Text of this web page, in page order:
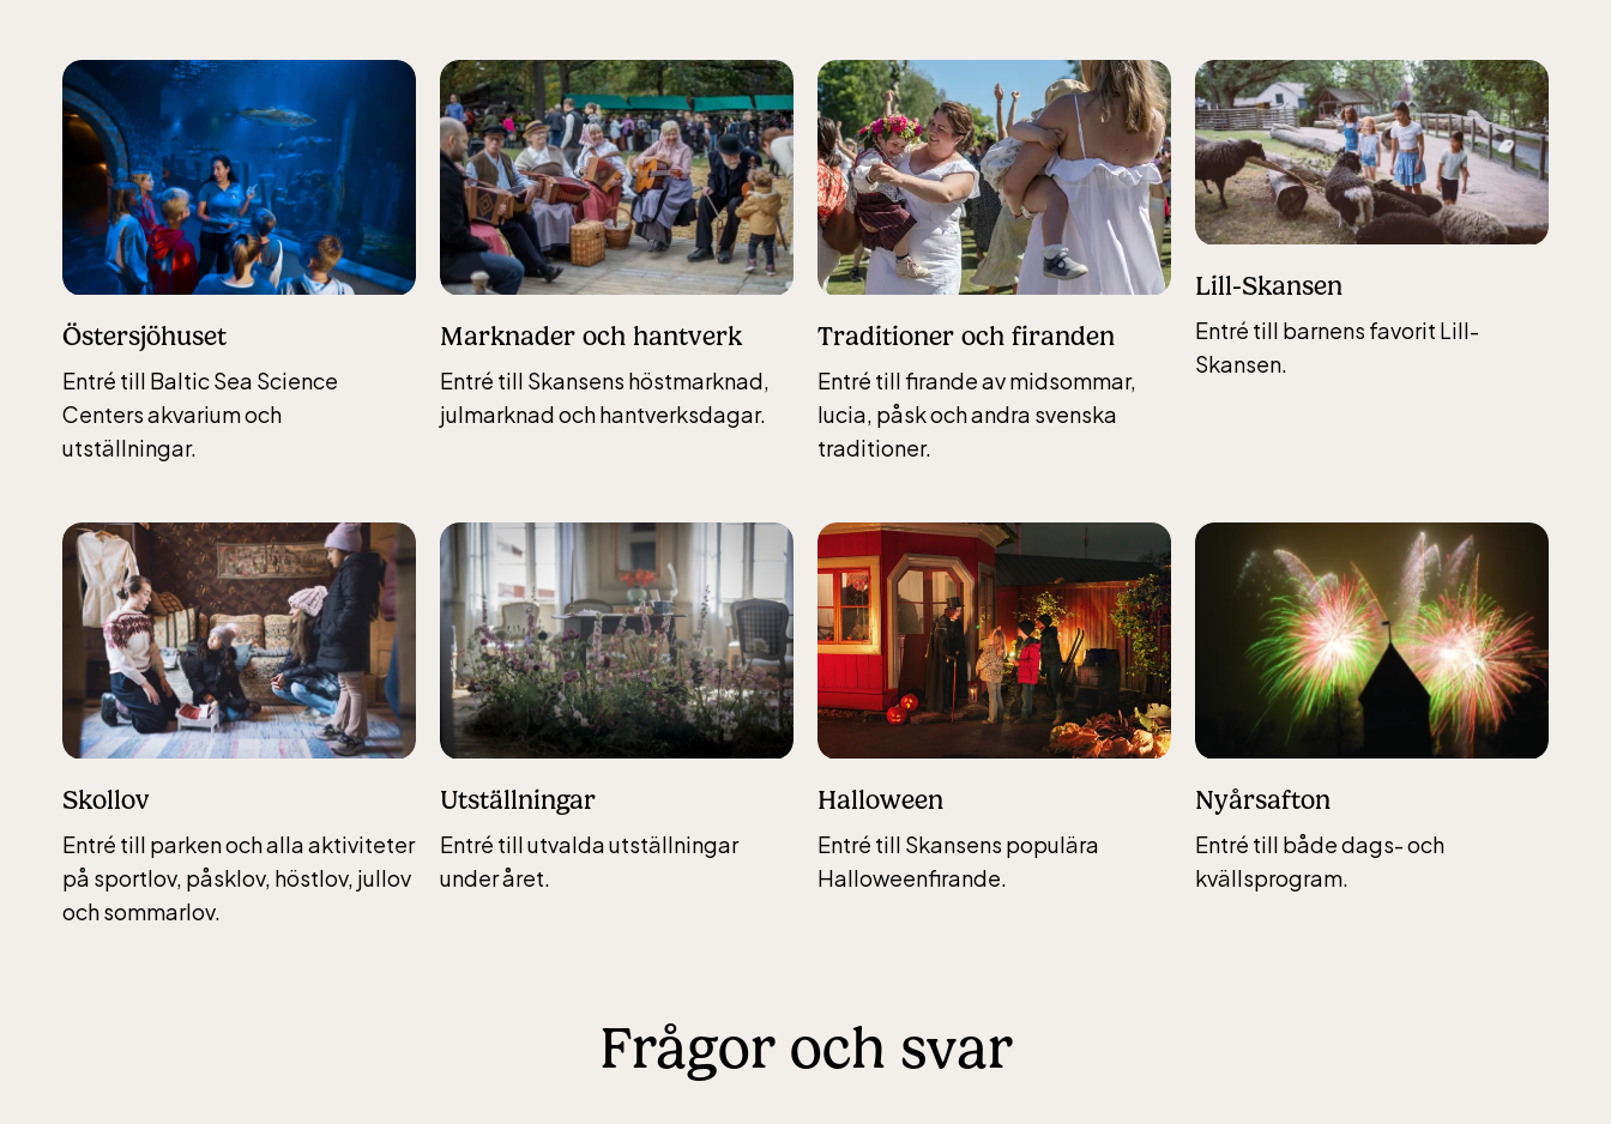
Östersjöhuset
Entré till Baltic Sea Science
Centers akvarium och
utställningar.
Marknader och hantverk
Entré till Skansens höstmarknad,
julmarknad och hantverksdagar.
Traditioner och firanden
Entré till firande av midsommar,
lucia, påsk och andra svenska
traditioner.
Lill-Skansen
Entré till barnens favorit Lill-
Skansen.
Skollov
Entré till parken och alla aktiviteter
på sportlov, påsklov, höstlov, jullov
och sommarlov.
Utställningar
Entré till utvalda utställningar
under året.
Halloween
Entré till Skansens populära
Halloweenfirande.
Nyårsafton
Entré till både dags- och
kvällsprogram.
Frågor och svar
Lill-Skansen, inkluderad i entrén
jan-mars vardagar 10-15, helger 10-16, april alla dagar 10-16,
maj-september 10-18, oktober-december vardagar 10-15 helger
10-16
Baltic Sea Science Center inkluderad i entrén